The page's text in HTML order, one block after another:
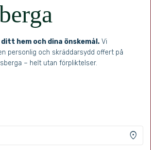
hem och dina önskemål. Vi
personlig och skräddarsydd offert på
– helt utan förpliktelser.
location_on